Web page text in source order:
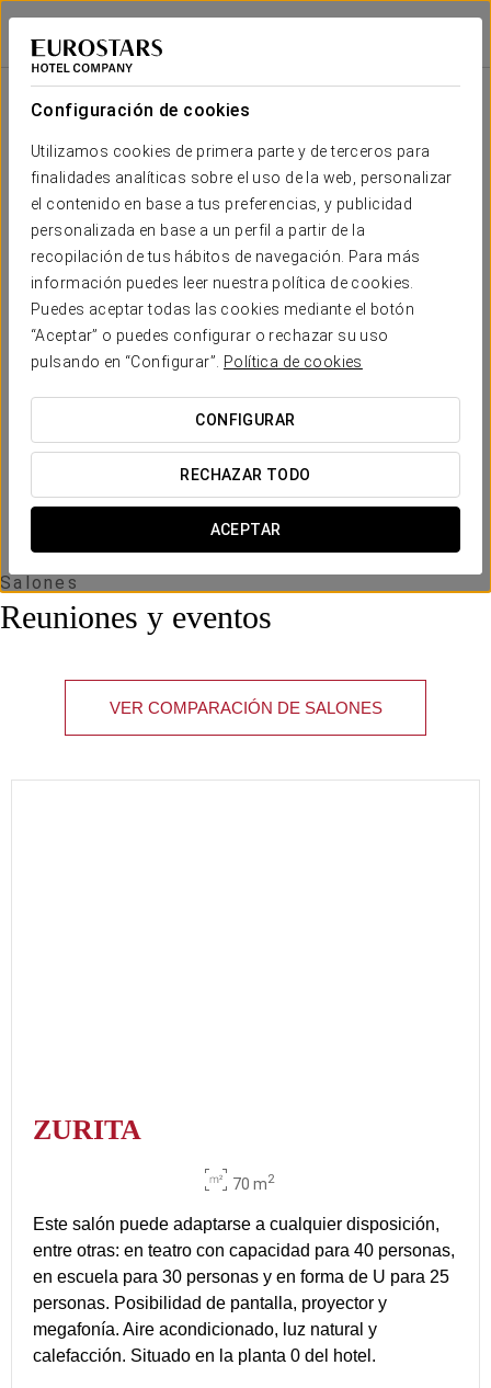
Configuración de cookies
Utilizamos cookies de primera parte y de terceros para
finalidades analíticas sobre el uso de la web, personalizar
el contenido en base a tus preferencias, y publicidad
personalizada en base a un perfil a partir de la
recopilación de tus hábitos de navegación. Para más
información puedes leer nuestra política de cookies.
Puedes aceptar todas las cookies mediante el botón
“Aceptar” o puedes configurar o rechazar su uso
pulsando en “Configurar”.
Política de cookies
CONFIGURAR
RECHAZAR TODO
ACEPTAR
Exe Getafe
MADRID - GETAFE
Tu evento en
SOLICITAR PRESUPUESTO
Salones
Reuniones y eventos
VER COMPARACIÓN DE SALONES
Sala
U
ZURITA
70 m
altura
30 40 30 25 - 40
PERALES
x m
altura
40 60 40 30 - 50
ALARNES
350 m
2
x m
150 200 100 50 -
ZURITA
70 m2
Este salón puede adaptarse a cualquier disposición,
entre otras: en teatro con capacidad para 40 personas,
en escuela para 30 personas y en forma de U para 25
personas. Posibilidad de pantalla, proyector y
megafonía. Aire acondicionado, luz natural y
calefacción. Situado en la planta 0 del hotel.